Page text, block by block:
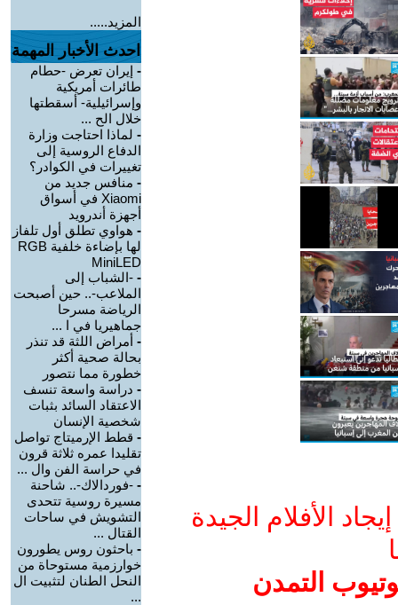
الأفلام الجيدة
التمدن
المزيد.....
احدث الأخبار المهمة
- إيران تعرض -حطام
طائرات أمريكية
وإسرائيلية- أسقطتها
خلال الح ...
- لماذا احتاجت وزارة
الدفاع الروسية إلى
تغييرات في الكوادر؟
- منافس جديد من
Xiaomi في أسواق
أجهزة أندرويد
- هواوي تطلق أول تلفاز
لها بإضاءة خلفية RGB
MiniLED
- -الشباب إلى
الملاعب-.. حين أصبحت
الرياضة مسرحا
جماهيريا في ا ...
- أمراض اللثة قد تنذر
بحالة صحية أكثر
خطورة مما نتصور
- دراسة واسعة تنسف
الاعتقاد السائد بثبات
شخصية الإنسان
- قطط الإرميتاج تواصل
تقليدا عمره ثلاثة قرون
في حراسة الفن وال ...
- -فوردالاك-.. شاحنة
مسيرة روسية تتحدى
التشويش في ساحات
القتال ...
- باحثون روس يطورون
خوارزمية مستوحاة من
النحل الطنان لتثبيت ال
...